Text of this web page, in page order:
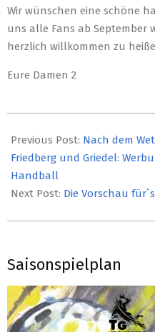
Wir wünschen eine schöne
uns alle Fans ab September
herzlich willkommen zu
Eure Damen 2
04-
09
Previous Post: Nach dem
Friedberg und Griedel:
Handball
Next Post: Die Vorschau
Saisonspielplan